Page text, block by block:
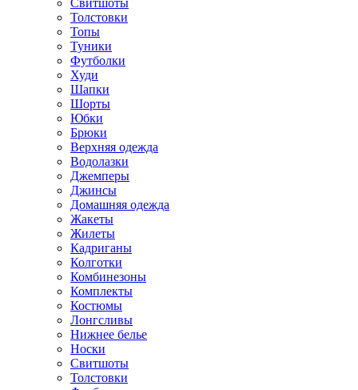
Толстовки
Топы
Туники
Футболки
Худи
Шапки
Шорты
Юбки
Брюки
Верхняя одежда
Водолазки
Джемперы
Джинсы
Домашняя одежда
Жакеты
Жилеты
Кадриганы
Колготки
Комбинезоны
Комплекты
Костюмы
Лонгсливы
Нижнее белье
Носки
Свитшоты
Толстовки